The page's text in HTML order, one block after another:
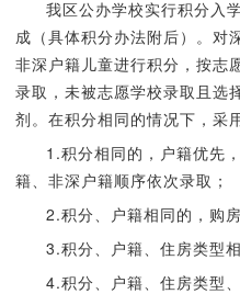
我区公办学校实行积分入
成（具体积分办法附后）。对
非深户籍儿童进行积分，按志
录取，未被志愿学校录取且选
剂。在积分相同的情况下，采
1.积分相同的，户籍优先
籍、非深户籍顺序依次录取；
2.积分、户籍相同的，购
3.积分、户籍、住房类型
4.积分、户籍、住房类型